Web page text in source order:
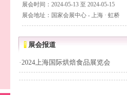
展会时间：2024-05-13 至 2024-05-15
展会地址：国家会展中心 - 上海 · 虹桥
展会报道
· 2024上海国际烘焙食品展览会